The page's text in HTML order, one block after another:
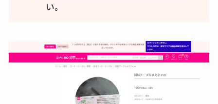
karseellはどこで売っ
てる？ロフトやハン
ズで買える？楽天や
amazonなど通販の販
売店も調査
い。